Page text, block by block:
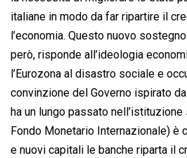
italiane in modo da far ripartire il
l’economia. Questo nuovo
però, risponde all’ideologia
l’Eurozona al disastro sociale e
convinzione del Governo ispirato
ha un lungo passato nell’istituzione
Fondo Monetario Internazionale) è
e nuovi capitali le banche riparta il